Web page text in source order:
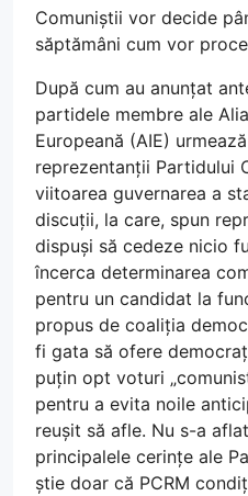
Comuniștii vor decide
săptămâni cum vor
După cum au anunțat
partidele membre ale
Europeană (AIE)
reprezentanții Partidului
viitoarea guvernarea a
discuții, la care, spun
dispuși să cedeze nicio
încerca determinarea
pentru un candidat la
propus de coaliția
fi gata să ofere
puțin opt voturi
pentru a evita noile
reușit să afle. Nu s-a
principalele cerințe ale
știe doar că PCRM